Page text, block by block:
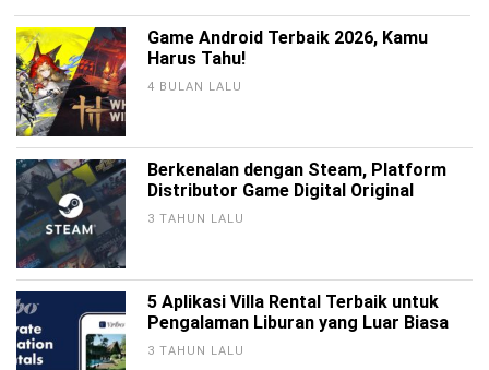
Game Android Terbaik 2026, Kamu
Harus Tahu!
4 BULAN LALU
Berkenalan dengan Steam, Platform
Distributor Game Digital Original
3 TAHUN LALU
5 Aplikasi Villa Rental Terbaik untuk
Pengalaman Liburan yang Luar Biasa
3 TAHUN LALU